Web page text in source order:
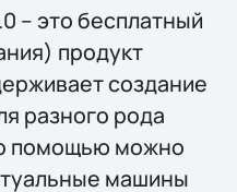
– это бесплатный
продукт
создание
разного рода
помощью можно
машины